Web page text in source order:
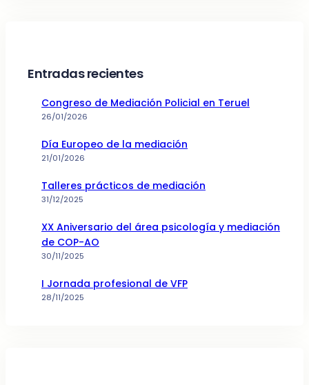
Entradas recientes
Congreso de Mediación Policial en Teruel
26/01/2026
Día Europeo de la mediación
21/01/2026
Talleres prácticos de mediación
31/12/2025
XX Aniversario del área psicología y mediación
de COP-AO
30/11/2025
I Jornada profesional de VFP
28/11/2025